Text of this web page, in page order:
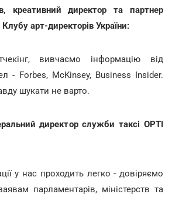
креативний директор та партнер
арт-директорів України:
вивчаємо інформацію від
- Forbes, McKinsey, Business Insider.
шукати не варто.
директор служби таксі OPTI
у нас проходить легко - довіряємо
парламентарів, міністерств та